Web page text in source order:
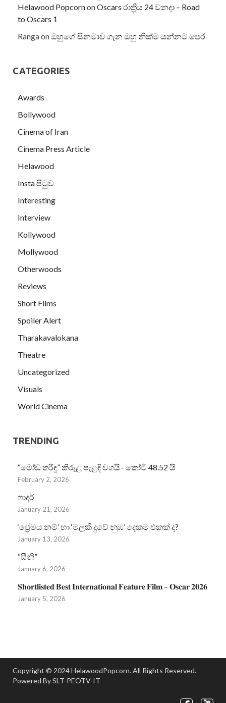
Helawood PopcornonOscars රාත්‍රිය 24 වනදා – Road
to Oscars 1
Rangaonඔහුගේ සිනමාව ගැන ඔහු නික්ම යන්නට පෙර
CATEGORIES
Awards
Bollywood
Cinema of Iran
Cinema Press Article
Helawood
Insta පිටුව
Interesting
Interview
Kollywood
Mollywood
Otherwoods
Reviews
Short Films
Spoiler Alert
Tharakavalokana
Theatre
Uncategorized
Visuals
World Cinema
TRENDING
“මෝඩ තරිඳු” කිරුළ පැළඳි වගයි– කෝටි 48.52 යි
February 2, 2026
ෆාදර්
January 21, 2026
‘ප්‍රේමය නම්’ හා ‘මලකි දුවේ නුඹ’ දෙකම එකක් ද?
January 13, 2026
“සීනි”
January 6, 2026
𝐒𝐡𝐨𝐫𝐭𝐥𝐢𝐬𝐭𝐞𝐝 𝐁𝐞𝐬𝐭 𝐈𝐧𝐭𝐞𝐫𝐧𝐚𝐭𝐢𝐨𝐧𝐚𝐥 𝐅𝐞𝐚𝐭𝐮𝐫𝐞 𝐅𝐢𝐥𝐦 – 𝐎𝐬𝐜𝐚𝐫 𝟐𝟎𝟐𝟔
January 5, 2026
Copyright © 2024 HelawoodPopcorn. All Rights Reserved.
Powered By SLT-PEOTV-IT